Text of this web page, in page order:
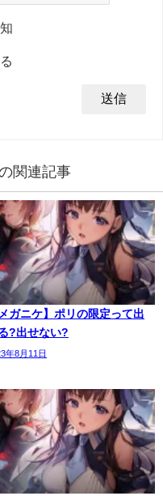
関連記事
メガニケ】ポリの限定って出
?出せない?
年8月11日